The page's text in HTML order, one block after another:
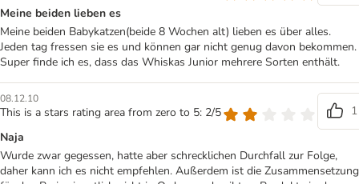
Meine beiden lieben es
Meine beiden Babykatzen(beide 8 Wochen alt) lieben es über alles.
Jeden tag fressen sie es und können gar nicht genug davon bekommen.
Super finde ich es, dass das Whiskas Junior mehrere Sorten enthält.
08.12.10
This is a stars rating area from zero to 5: 2/5
1
Naja
Wurde zwar gegessen, hatte aber schrecklichen Durchfall zur Folge,
daher kann ich es nicht empfehlen. Außerdem ist die Zusammensetzung